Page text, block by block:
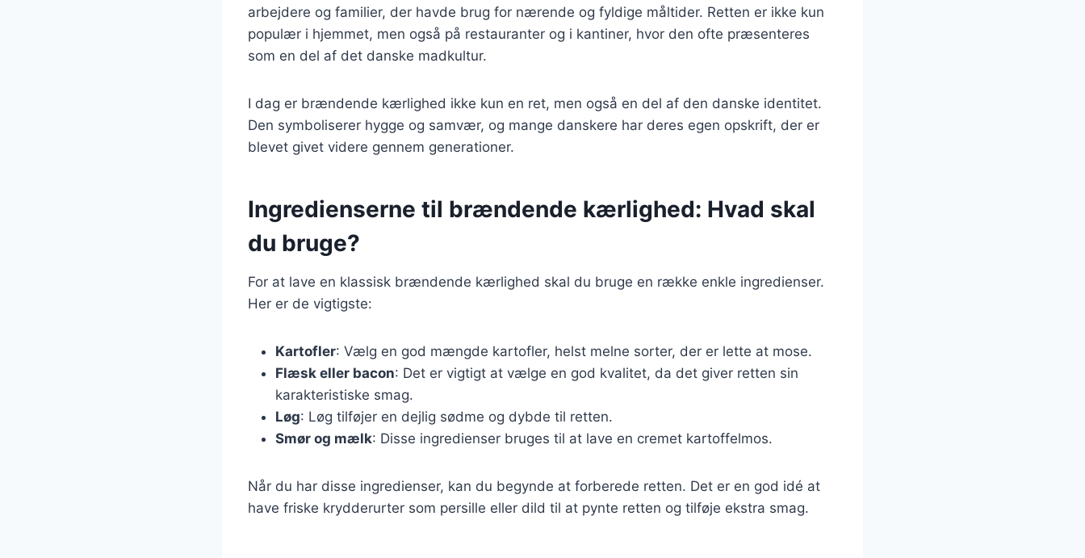
arbejdere og familier, der havde brug for nærende og fyldige måltider. Retten er ikke kun
populær i hjemmet, men også på restauranter og i kantiner, hvor den ofte præsenteres
som en del af det danske madkultur.
I dag er brændende kærlighed ikke kun en ret, men også en del af den danske identitet.
Den symboliserer hygge og samvær, og mange danskere har deres egen opskrift, der er
blevet givet videre gennem generationer.
Ingredienserne til brændende kærlighed: Hvad skal
du bruge?
For at lave en klassisk brændende kærlighed skal du bruge en række enkle ingredienser.
Her er de vigtigste:
Kartofler: Vælg en god mængde kartofler, helst melne sorter, der er lette at mose.
Flæsk eller bacon: Det er vigtigt at vælge en god kvalitet, da det giver retten sin
karakteristiske smag.
Løg: Løg tilføjer en dejlig sødme og dybde til retten.
Smør og mælk: Disse ingredienser bruges til at lave en cremet kartoffelmos.
Når du har disse ingredienser, kan du begynde at forberede retten. Det er en god idé at
have friske krydderurter som persille eller dild til at pynte retten og tilføje ekstra smag.